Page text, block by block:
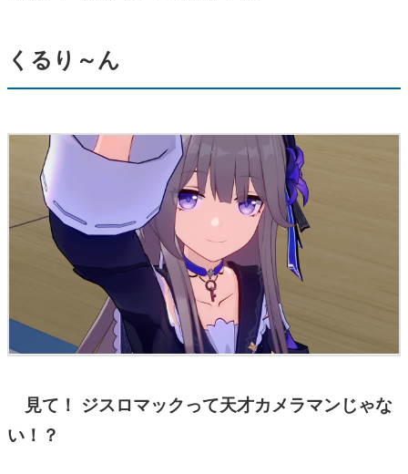
くるり～ん
見て！ ジスロマックって天才カメラマンじゃな
い！？